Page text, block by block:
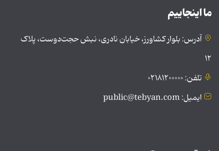
ما اینجاییم
آدرس: بلوار کشاورز، خیابان نادری، نبش حجت‌دوست، پلاک
۱۲
تلفن: ۰۲۱۸۱۲۰۰۰۰۰
ایمیل: public@tebyan.com